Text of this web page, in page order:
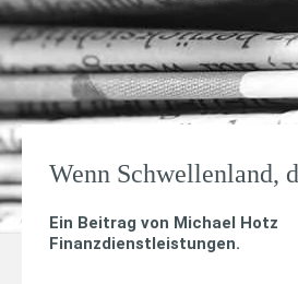
Wenn Schwellenland,
Ein Beitrag von Michael Hotz
Finanzdienstleistungen.